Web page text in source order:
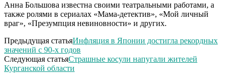
Анна Большова известна своими театральными работами, а
также ролями в сериалах «Мама-детектив», «Мой личный
враг», «Презумпция невиновности» и других.
Предыдущая статьяИнфляция в Японии достигла рекордных
значений с 90-х годов
Следующая статьяСтрашные косули напугали жителей
Курганской области